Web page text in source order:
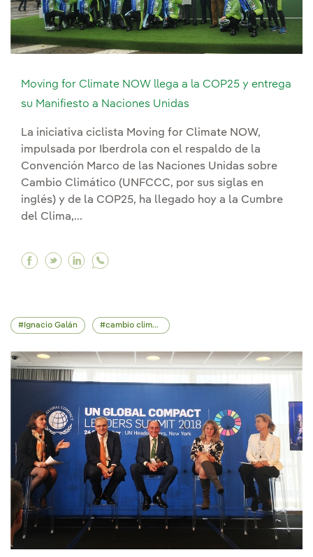
Moving for Climate NOW llega a la COP25 y entrega
su Manifiesto a Naciones Unidas
La iniciativa ciclista Moving for Climate NOW,
impulsada por Iberdrola con el respaldo de la
Convención Marco de las Naciones Unidas sobre
Cambio Climático (UNFCCC, por sus siglas en
inglés) y de la COP25, ha llegado hoy a la Cumbre
del Clima,...
Facebook Moving for Climate NOW llega a la
Twitter Moving for Climate NOW llega a la
Linkedin Moving for Climate NOW
Ignacio Galán cambio climático